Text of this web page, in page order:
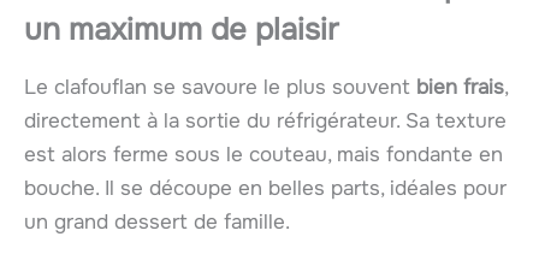
un maximum de plaisir
Le clafouflan se savoure le plus souvent bien frais,
directement à la sortie du réfrigérateur. Sa texture
est alors ferme sous le couteau, mais fondante en
bouche. Il se découpe en belles parts, idéales pour
un grand dessert de famille.